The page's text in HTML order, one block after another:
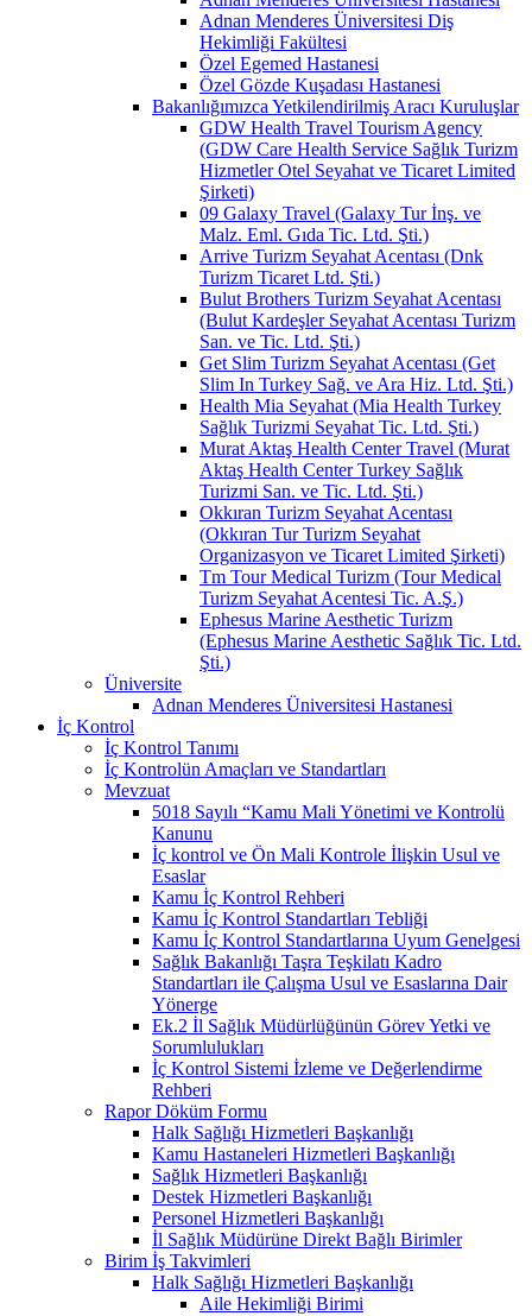
Adnan Menderes Üniversitesi Diş
Hekimliği Fakültesi
Özel Egemed Hastanesi
Özel Gözde Kuşadası Hastanesi
Bakanlığımızca Yetkilendirilmiş Aracı Kuruluşlar
GDW Health Travel Tourism Agency
(GDW Care Health Service Sağlık Turizm
Hizmetler Otel Seyahat ve Ticaret Limited
Şirketi)
09 Galaxy Travel (Galaxy Tur İnş. ve
Malz. Eml. Gıda Tic. Ltd. Şti.)
Arrive Turizm Seyahat Acentası (Dnk
Turizm Ticaret Ltd. Şti.)
Bulut Brothers Turizm Seyahat Acentası
(Bulut Kardeşler Seyahat Acentası Turizm
San. ve Tic. Ltd. Şti.)
Get Slim Turizm Seyahat Acentası (Get
Slim In Turkey Sağ. ve Ara Hiz. Ltd. Şti.)
Health Mia Seyahat (Mia Health Turkey
Sağlık Turizmi Seyahat Tic. Ltd. Şti.)
Murat Aktaş Health Center Travel (Murat
Aktaş Health Center Turkey Sağlık
Turizmi San. ve Tic. Ltd. Şti.)
Okkıran Turizm Seyahat Acentası
(Okkıran Tur Turizm Seyahat
Organizasyon ve Ticaret Limited Şirketi)
Tm Tour Medical Turizm (Tour Medical
Turizm Seyahat Acentesi Tic. A.Ş.)
Ephesus Marine Aesthetic Turizm
(Ephesus Marine Aesthetic Sağlık Tic. Ltd.
Şti.)
Üniversite
Adnan Menderes Üniversitesi Hastanesi
İç Kontrol
İç Kontrol Tanımı
İç Kontrolün Amaçları ve Standartları
Mevzuat
5018 Sayılı “Kamu Mali Yönetimi ve Kontrolü
Kanunu
İç kontrol ve Ön Mali Kontrole İlişkin Usul ve
Esaslar
Kamu İç Kontrol Rehberi
Kamu İç Kontrol Standartları Tebliği
Kamu İç Kontrol Standartlarına Uyum Genelgesi
Sağlık Bakanlığı Taşra Teşkilatı Kadro
Standartları ile Çalışma Usul ve Esaslarına Dair
Yönerge
Ek.2 İl Sağlık Müdürlüğünün Görev Yetki ve
Sorumlulukları
İç Kontrol Sistemi İzleme ve Değerlendirme
Rehberi
Rapor Döküm Formu
Halk Sağlığı Hizmetleri Başkanlığı
Kamu Hastaneleri Hizmetleri Başkanlığı
Sağlık Hizmetleri Başkanlığı
Destek Hizmetleri Başkanlığı
Personel Hizmetleri Başkanlığı
İl Sağlık Müdürüne Direkt Bağlı Birimler
Birim İş Takvimleri
Halk Sağlığı Hizmetleri Başkanlığı
Aile Hekimliği Birimi